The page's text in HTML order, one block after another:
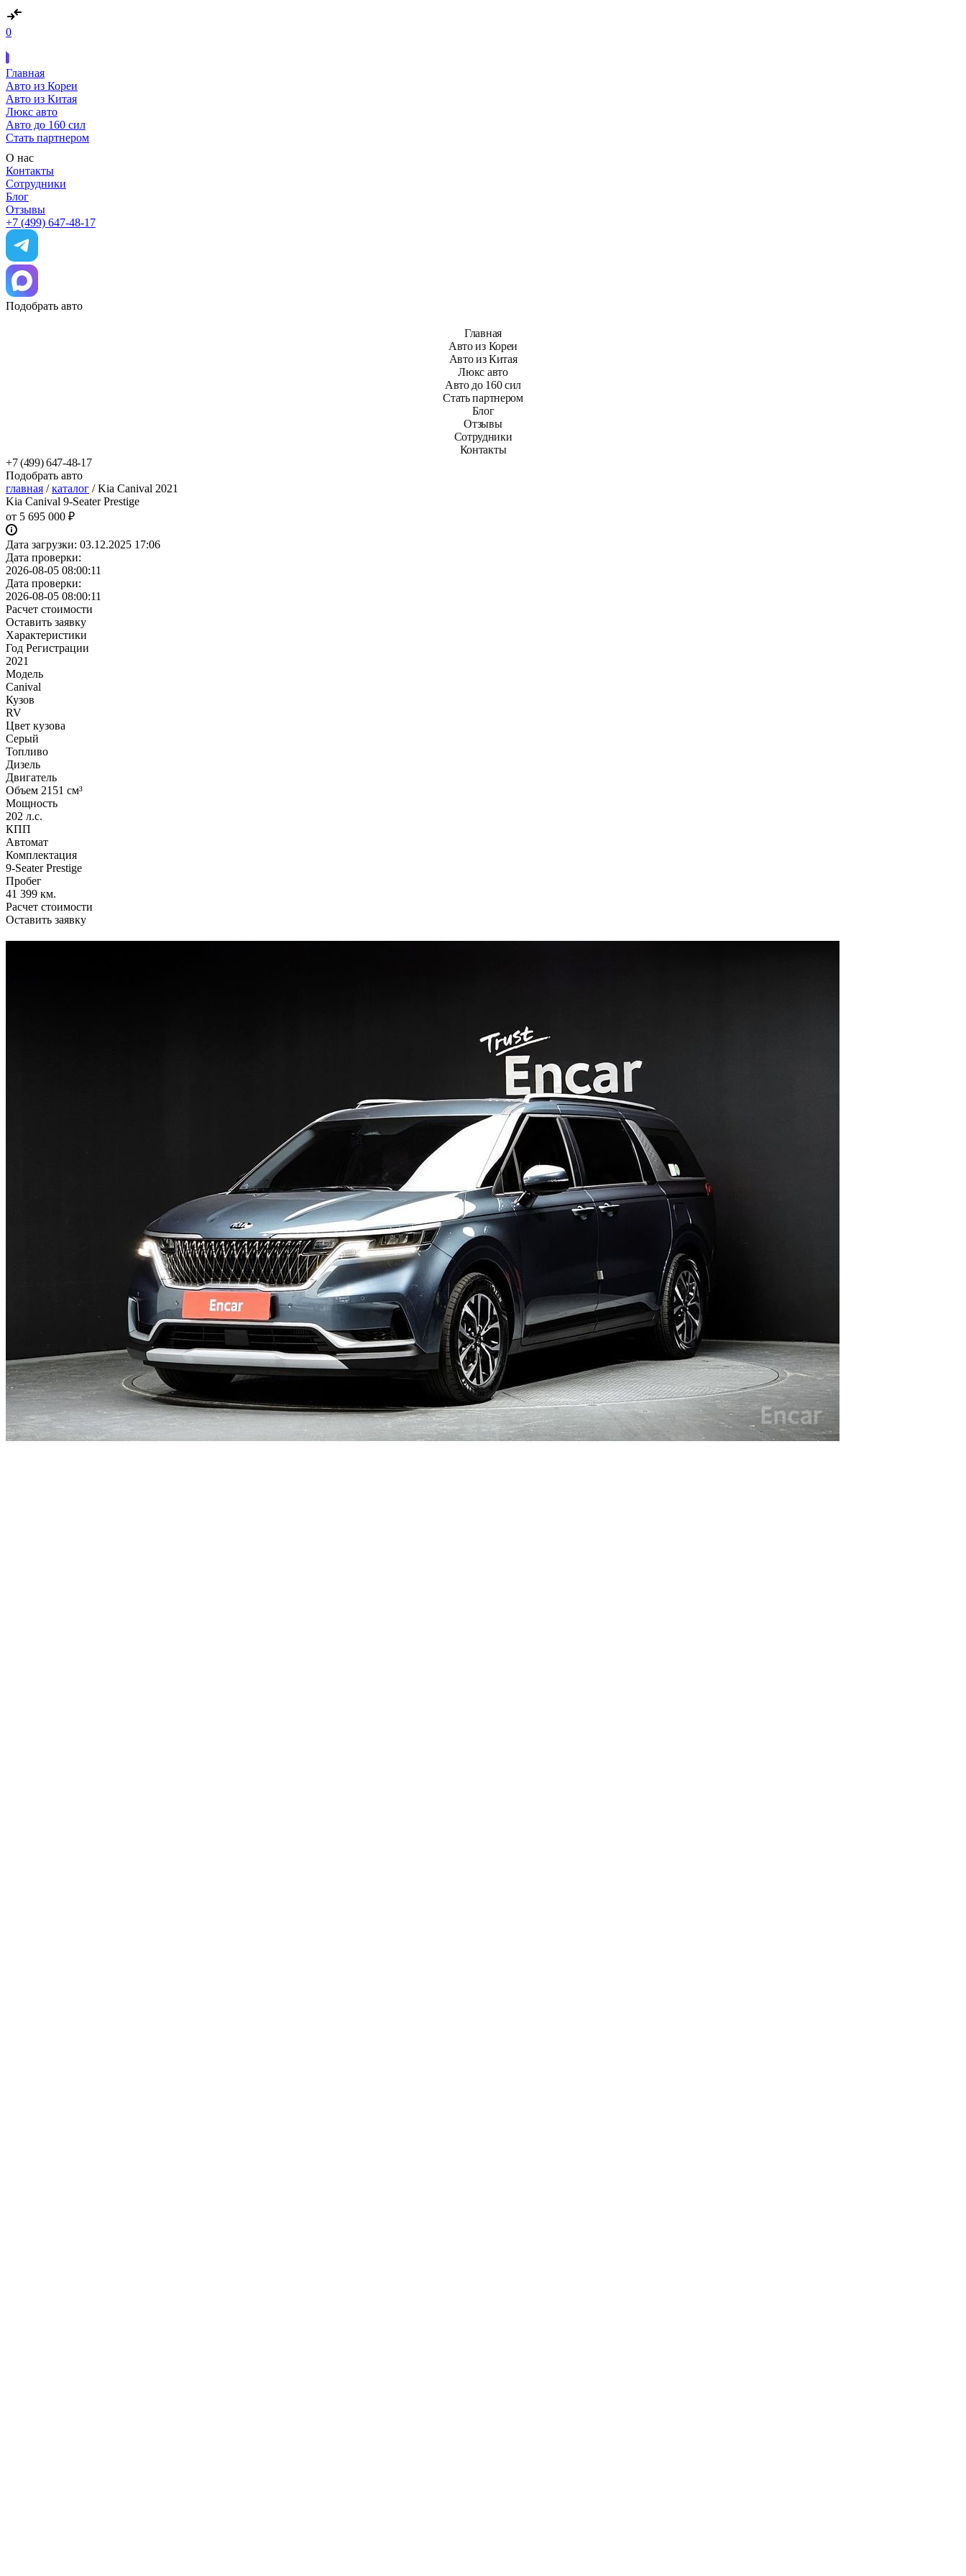
0
Главная
Авто из Кореи
Авто из Китая
Люкс авто
Авто до 160 сил
Стать партнером
О нас
Контакты
Сотрудники
Блог
Отзывы
+7 (499) 647-48-17
Подобрать авто
Главная
Авто из Кореи
Авто из Китая
Люкс авто
Авто до 160 сил
Стать партнером
Блог
Отзывы
Сотрудники
Контакты
+7 (499) 647-48-17
Подобрать авто
главная / каталог / Kia Canival 2021
Kia Canival 9-Seater Prestige
от 5 695 000 ₽
Дата загрузки: 03.12.2025 17:06
Дата проверки:
2026-08-05 08:00:11
Дата проверки:
2026-08-05 08:00:11
Расчет стоимости
Оставить заявку
Характеристики
Год Регистрации
2021
Модель
Canival
Кузов
RV
Цвет кузова
Серый
Топливо
Дизель
Двигатель
Объем 2151 см³
Мощность
202 л.с.
КПП
Автомат
Комплектация
9-Seater Prestige
Пробег
41 399 км.
Расчет стоимости
Оставить заявку